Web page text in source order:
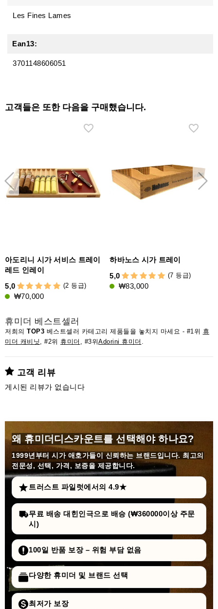
Les Fines Lames
Ean13:
3701148606051
고객들은 또한 다음을 구매했습니다.
아도리니 시가 서비스 트레이
레드 인레이
5,0
(2 등급)
₩70,000
하바노스 시가 트레이
5,0
(7 등급)
₩83,000
휴미더 베스트셀러
저희의 TOP3 베스트셀러 카테고리 제품들을 놓치지 마세요 - #1위 휴
미더 캐비닛 , #2위 휴미더 , #3위Adorini 휴미더 .
고객 리뷰
게시된 리뷰가 없습니다
왜 휴미더디스카운트를 선택해야 하나요?
1999년부터 시가 애호가들이 신뢰하는 브랜드입니다. 최고의
전문성, 선택, 가격, 보증을 제공합니다.
트러스트 파일럿에서의 4.9★
무료 배송 대힌인극으로 배승 (₩360000이상 주문
시)
100일 반품 보장 – 위험 부담 없음
다양한 휴미더 및 브랜드 선택
최저가 보장